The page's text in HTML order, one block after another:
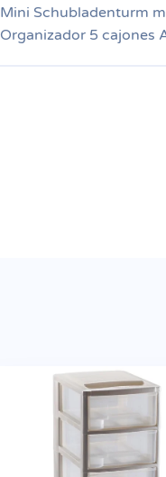
Mini Schubladenturm
Organizador 5 cajones